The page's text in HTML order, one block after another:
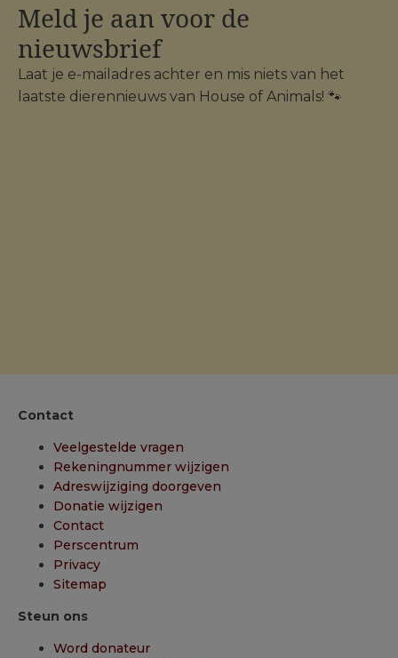
Meld je aan voor de
nieuwsbrief
Laat je e-mailadres achter en mis niets van het
laatste dierennieuws van House of Animals! 🐾
Contact
Veelgestelde vragen
Rekeningnummer wijzigen
Adreswijziging doorgeven
Donatie wijzigen
Contact
Perscentrum
Privacy
Sitemap
Steun ons
Word donateur